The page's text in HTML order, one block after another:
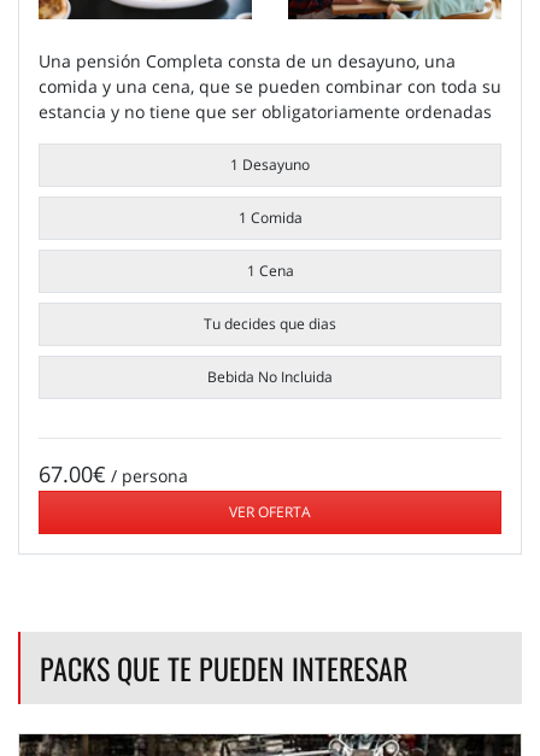
Una pensión Completa consta de un desayuno, una
comida y una cena, que se pueden combinar con toda su
estancia y no tiene que ser obligatoriamente ordenadas
1 Desayuno
1 Comida
1 Cena
Tu decides que dias
Bebida No Incluida
67.00€ / persona
VER OFERTA
PACKS QUE TE PUEDEN INTERESAR